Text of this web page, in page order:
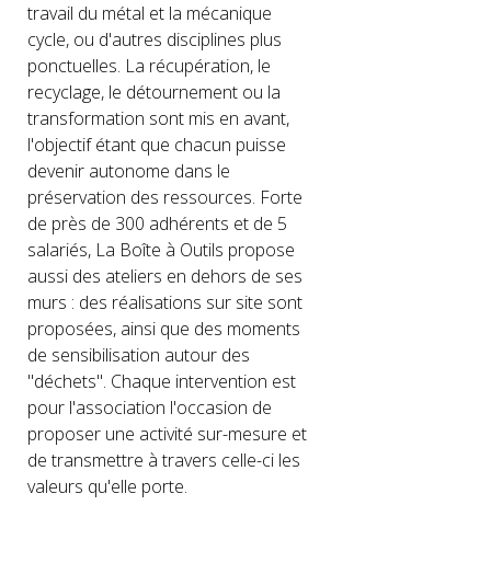
travail du métal et la mécanique
cycle, ou d'autres disciplines plus
ponctuelles. La récupération, le
recyclage, le détournement ou la
transformation sont mis en avant,
l'objectif étant que chacun puisse
devenir autonome dans le
préservation des ressources. Forte
de près de 300 adhérents et de 5
salariés, La Boîte à Outils propose
aussi des ateliers en dehors de ses
murs : des réalisations sur site sont
proposées, ainsi que des moments
de sensibilisation autour des
"déchets". Chaque intervention est
pour l'association l'occasion de
proposer une activité sur-mesure et
de transmettre à travers celle-ci les
valeurs qu'elle porte.